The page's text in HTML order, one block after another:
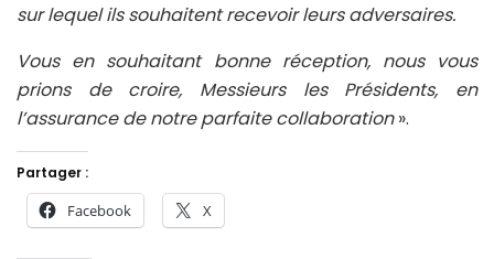
sur lequel ils souhaitent recevoir leurs adversaires.
Vous en souhaitant bonne réception, nous vous
prions de croire, Messieurs les Présidents, en
l’assurance de notre parfaite collaboration».
Partager :
Facebook X